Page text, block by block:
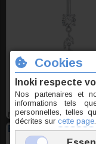
NMAD020
Banane de